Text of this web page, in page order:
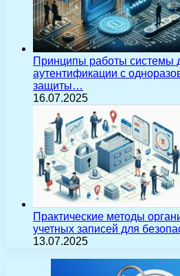
Принципы работы системы
аутентификации с
защиты…
16.07.2025
Практические методы
учетных записей для
13.07.2025